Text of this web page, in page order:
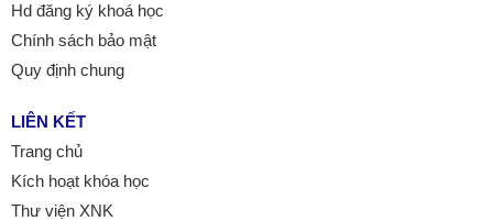
Hd đăng ký khoá học
Chính sách bảo mật
Quy định chung
LIÊN KẾT
Trang chủ
Kích hoạt khóa học
Thư viện XNK